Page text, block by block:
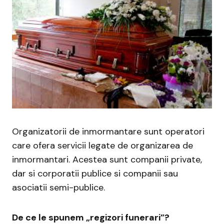
Organizatorii de inmormantare sunt operatori
care ofera servicii legate de organizarea de
inmormantari. Acestea sunt companii private,
dar si corporatii publice si companii sau
asociatii semi-publice.
De ce le spunem „regizori funerari”?